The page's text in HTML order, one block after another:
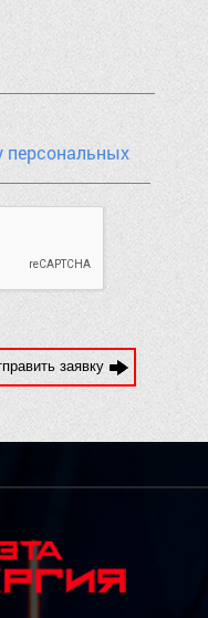
персональных
заявку